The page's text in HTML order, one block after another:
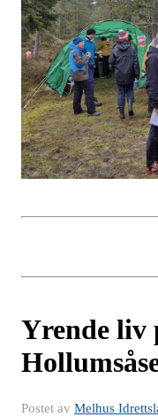
Yrende liv
Postet av Melhus